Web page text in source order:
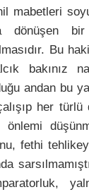
mabetleri
dönüşen bir
Bu
bakınız
andan bu
her
fethi